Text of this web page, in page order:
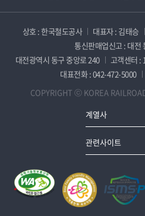
상호 : 한국철도공사 대표자 : 김태승
통신판매업신고 : 대전
대전광역시 동구 중앙로 240
고객센터 :
대표전화 : 042-472-5000
COPYRIGHT ⓒ KOREA
계열사
관련사이트